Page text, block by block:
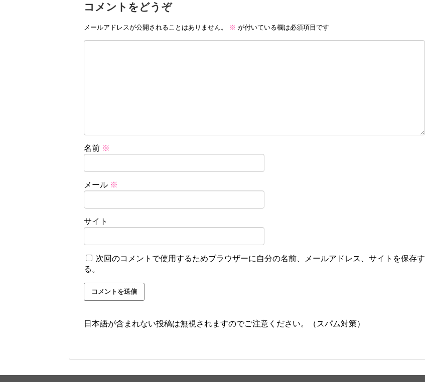
コメントをどうぞ
メールアドレスが公開されることはありません。 ※ が付いている欄は必須項目です
名前 ※
メール ※
サイト
次回のコメントで使用するためブラウザーに自分の名前、メールアドレス、サイトを保存す
る。
日本語が含まれない投稿は無視されますのでご注意ください。（スパム対策）